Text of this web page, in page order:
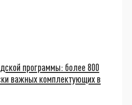
программы: более 800
важных комплектующих в